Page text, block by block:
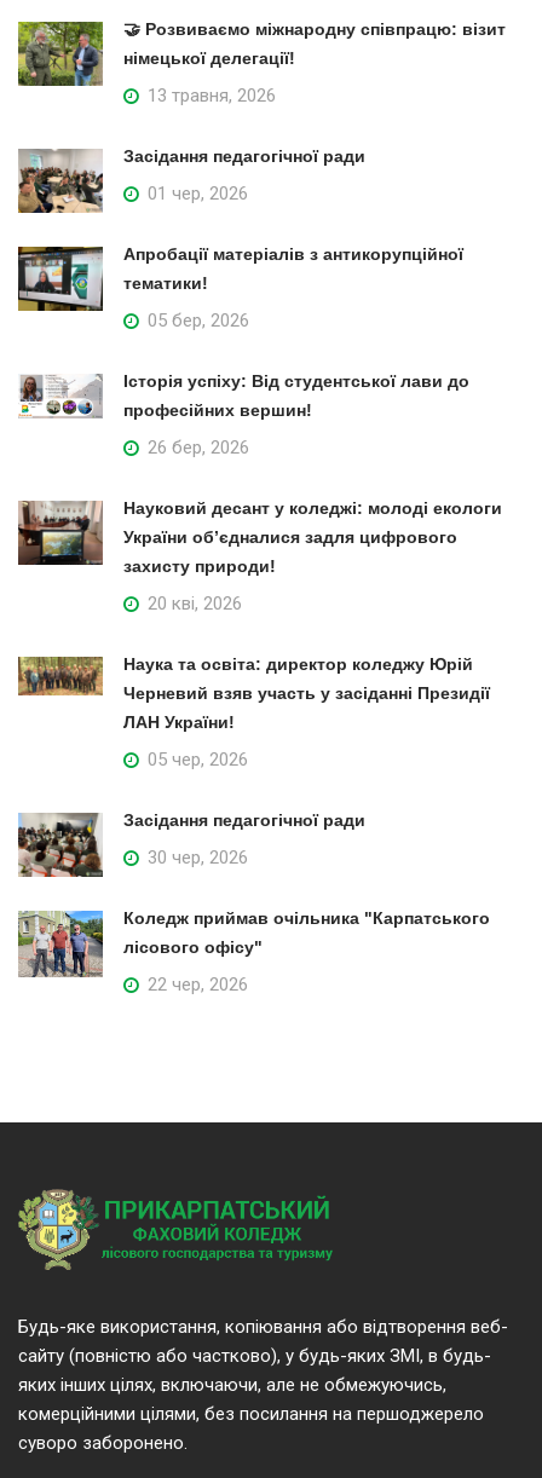
🤝 Розвиваємо міжнародну співпрацю: візит
німецької делегації!
13 травня, 2026
Засідання педагогічної ради
01 чер, 2026
Апробації матеріалів з антикорупційної
тематики!
05 бер, 2026
Історія успіху: Від студентської лави до
професійних вершин!
26 бер, 2026
Науковий десант у коледжі: молоді екологи
України об’єдналися задля цифрового
захисту природи!
20 кві, 2026
Наука та освіта: директор коледжу Юрій
Черневий взяв участь у засіданні Президії
ЛАН України!
05 чер, 2026
Засідання педагогічної ради
30 чер, 2026
Коледж приймав очільника "Карпатського
лісового офісу"
22 чер, 2026
Будь-яке використання, копіювання або відтворення веб-
сайту (повністю або частково), у будь-яких ЗМІ, в будь-
яких інших цілях, включаючи, але не обмежуючись,
комерційними цілями, без посилання на першоджерело
суворо заборонено.